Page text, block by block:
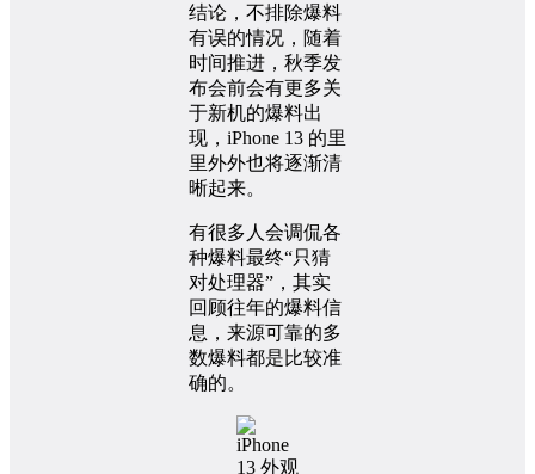
结论，不排除爆料
有误的情况，随着
时间推进，秋季发
布会前会有更多关
于新机的爆料出
现，iPhone 13 的里
里外外也将逐渐清
晰起来。
有很多人会调侃各
种爆料最终“只猜
对处理器”，其实
回顾往年的爆料信
息，来源可靠的多
数爆料都是比较准
确的。